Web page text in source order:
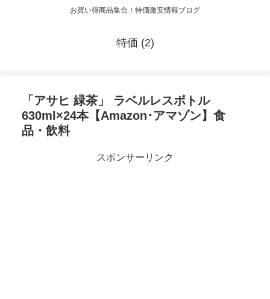
お買い得商品集合！特価激安情報ブログ
特価 (2)
「アサヒ 緑茶」 ラベルレスボトル
630ml×24本【Amazon･アマゾン】食
品・飲料
スポンサーリンク